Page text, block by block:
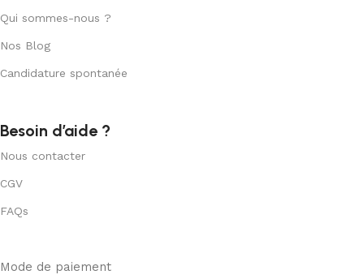
Qui sommes-nous ?
Nos Blog
Candidature spontanée
Besoin d’aide ?
Nous contacter
CGV
FAQs
Mode de paiement